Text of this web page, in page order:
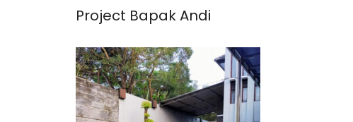
Project Bapak Andi